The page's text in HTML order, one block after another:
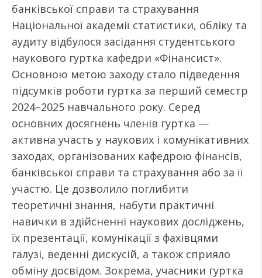
банківської справи та страхування
Національної академії статистики, обліку та
аудиту відбулося засідання студентського
наукового гуртка кафедри «Фінансист».
Основною метою заходу стало підведення
підсумків роботи гуртка за перший семестр
2024–2025 навчального року. Серед
основних досягнень членів гуртка —
активна участь у наукових і комунікативних
заходах, організованих кафедрою фінансів,
банківської справи та страхування або за її
участю. Це дозволило поглибити
теоретичні знання, набути практичні
навички в здійсненні наукових досліджень,
їх презентації, комунікації з фахівцями
галузі, веденні дискусій, а також сприяло
обміну досвідом. Зокрема, учасники гуртка